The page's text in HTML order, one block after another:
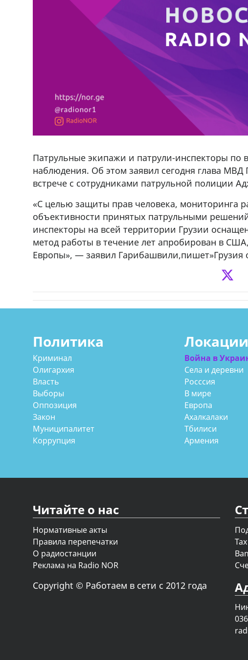
Патрульные экипажи и патрули-инспекторы по
наблюдения. Об этом заявил сегодня глава
встрече с сотрудниками патрульной полиции
«С целью защиты прав человека, мониторинга
объективности принятых патрульными
инспекторы на всей территории Грузии
метод работы в течение лет апробирован в
Европы», — заявил Гарибашвили,пишет»Грузия
Политика
Криминал
Олигархия
Власть
Выборы
Оппозиция
Закон
Муниципалитет
Коррупция
Локации
Война в
Села и деревни
Росссия
В мире
Европа
Ахалкалаки
Тбилиси
Армения
Читайте о нас
Нормативные акты
Правила перепечатки
О радиостанции
Реклама на Radio NOR
Copyright © Работаем в сети с 2012 года